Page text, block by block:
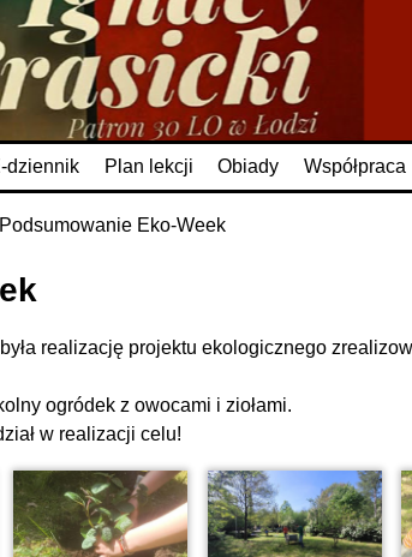
dziennik Plan lekcji Obiady Współpraca
Podsumowanie Eko-Week
realizację projektu ekologicznego
ogródek z owocami i ziołami.
w realizacji celu!